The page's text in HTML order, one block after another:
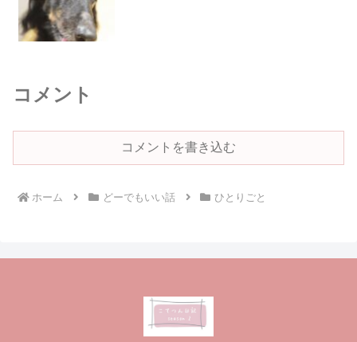
コメント
コメントを書き込む
ホーム どーでもいい話 ひとりごと